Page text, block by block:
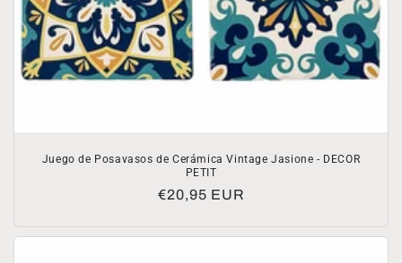
Juego de Posavasos de Cerámica Vintage Jasione - DECOR
PETIT
Precio
€20,95 EUR